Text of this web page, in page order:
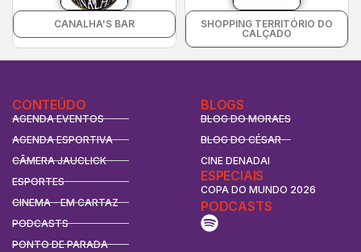
CANALHA'S BAR
SHOPPING TERRITÓRIO DO
CALÇADO
CONTEÚDO
AGENDA EVENTOS
AGENDA ESPORTIVA
CÂMERA JAUCLICK
ESPORTES
CINEMA - EM CARTAZ
PODCASTS
PONTO DE PARADA
BLOGS
BLOG DO MORAES
BLOG DO CÉSAR
CINE DENADAI
ESPECIAIS
COPA DO MUNDO 2026
PODCASTS